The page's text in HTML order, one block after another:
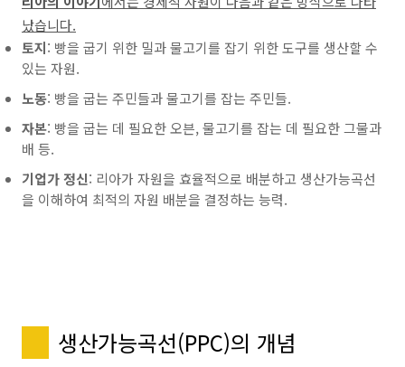
났습니다.
토지: 빵을 굽기 위한 밀과 물고기를 잡기 위한 도구를 생산할 수
있는 자원.
노동: 빵을 굽는 주민들과 물고기를 잡는 주민들.
자본: 빵을 굽는 데 필요한 오븐, 물고기를 잡는 데 필요한 그물과
배 등.
기업가 정신: 리아가 자원을 효율적으로 배분하고 생산가능곡선
을 이해하여 최적의 자원 배분을 결정하는 능력.
생산가능곡선(PPC)의 개념